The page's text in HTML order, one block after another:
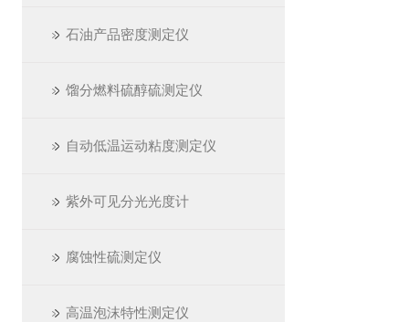
石油产品密度测定仪
馏分燃料硫醇硫测定仪
自动低温运动粘度测定仪
紫外可见分光光度计
腐蚀性硫测定仪
高温泡沫特性测定仪